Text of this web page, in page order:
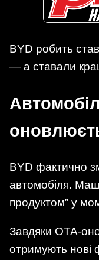
BYD робить
— а ставали
BYD фактично
автомобіля.
продуктом” у
Завдяки OTA-
отримують нові